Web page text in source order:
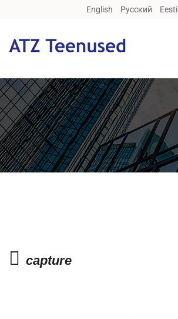
English Русский Eesti
capture